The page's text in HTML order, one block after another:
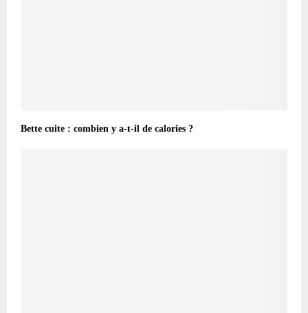
Bette cuite : combien y a-t-il de calories ?